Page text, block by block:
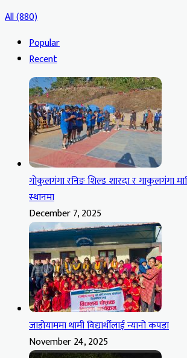
All (880)
Popular
Recent
गोकुलगंगा रनिङ शिल्ड शारदा र गाकुलगंगा
स्थानमा
December 7, 2025
जाडोयाममा थामी विद्यार्थीलाई न्यानो कपडा
November 24, 2025